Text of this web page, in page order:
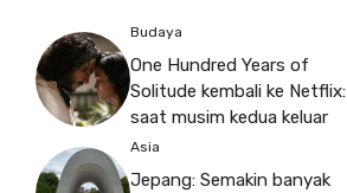
Budaya
One Hundred Years of
Solitude kembali ke Netflix:
saat musim kedua keluar
Asia
Jepang: Semakin banyak